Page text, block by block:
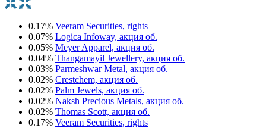
0.17% Veeram Securities, rights
0.07% Logica Infoway, акция об.
0.05% Meyer Apparel, акция об.
0.04% Thangamayil Jewellery, акция об.
0.03% Parmeshwar Metal, акция об.
0.02% Crestchem, акция об.
0.02% Palm Jewels, акция об.
0.02% Naksh Precious Metals, акция об.
0.02% Thomas Scott, акция об.
0.17% Veeram Securities, rights